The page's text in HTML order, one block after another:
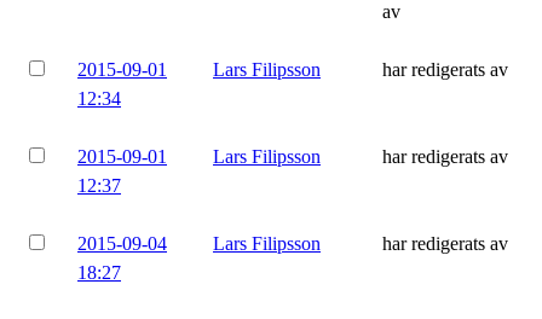
av
2015-09-01
12:34
Lars Filipsson har redigerats av
2015-09-01
12:37
Lars Filipsson har redigerats av
2015-09-04
18:27
Lars Filipsson har redigerats av